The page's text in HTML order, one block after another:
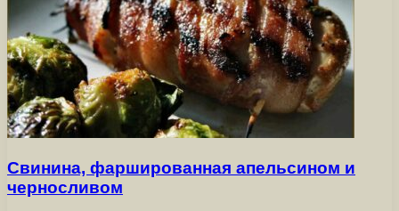
Свинина, фаршированная апельсином и
черносливом